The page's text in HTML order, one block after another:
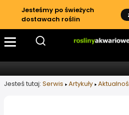
Jesteśmy po świeżych
dostawach roślin
Jesteś tutaj: Serwis Artykuły